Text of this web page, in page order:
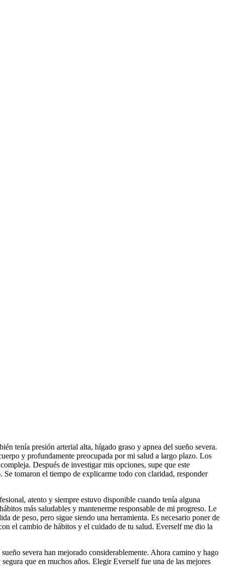
tenía presión arterial alta, hígado graso y apnea del sueño severa.
y profundamente preocupada por mi salud a largo plazo. Los
Después de investigar mis opciones, supe que este
tomaron el tiempo de explicarme todo con claridad, responder
atento y siempre estuvo disponible cuando tenía alguna
más saludables y mantenerme responsable de mi progreso. Le
de peso, pero sigue siendo una herramienta. Es necesario poner de
el cambio de hábitos y el cuidado de tu salud. Everself me dio la
severa han mejorado considerablemente. Ahora camino y hago
que en muchos años. Elegir Everself fue una de las mejores